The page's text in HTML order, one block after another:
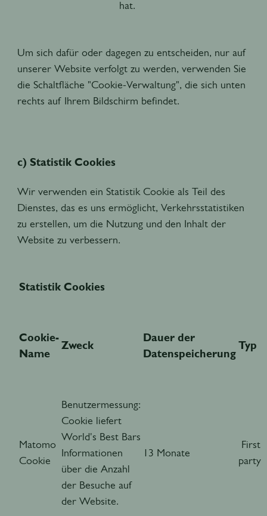
hat.
Um sich dafür oder dagegen zu entscheiden, nur auf
unserer Website verfolgt zu werden, verwenden Sie
die Schaltfläche "Cookie-Verwaltung", die sich unten
rechts auf Ihrem Bildschirm befindet.
c) Statistik Cookies
Wir verwenden ein Statistik Cookie als Teil des
Dienstes, das es uns ermöglicht, Verkehrsstatistiken
zu erstellen, um die Nutzung und den Inhalt der
Website zu verbessern.
Statistik Cookies
Cookie-
Name
Zweck
Dauer der
Datenspeicherung
Typ
Matomo
Cookie
Benutzermessung:
Cookie liefert
World's Best Bars
Informationen
über die Anzahl
der Besuche auf
der Website.
13 Monate
First
party